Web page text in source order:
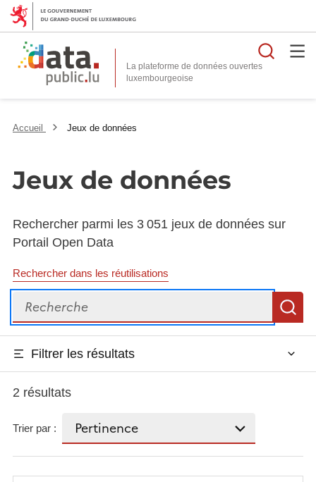
La plateforme de données ouvertes
Accueil Jeux de données
Jeux de données
Rechercher parmi les 3 051 jeux de données sur
Portail Open Data
Rechercher dans les réutilisations
Recherche
Filtrer les résultats
2 résultats
Trier par :